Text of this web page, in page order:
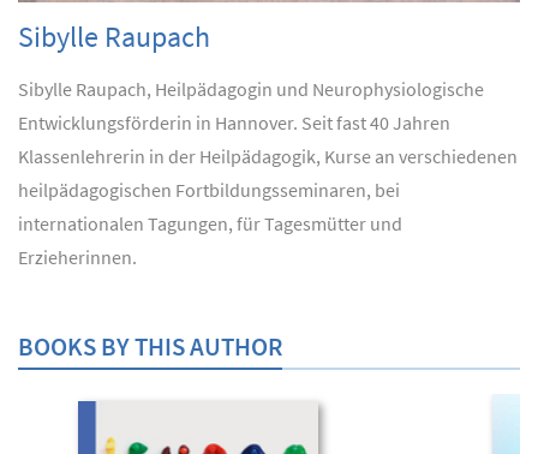
Sibylle Raupach
Sibylle Raupach, Heilpädagogin und Neurophysiologische
Entwicklungsförderin in Hannover. Seit fast 40 Jahren
Klassenlehrerin in der Heilpädagogik, Kurse an verschiedenen
heilpädagogischen Fortbildungsseminaren, bei
internationalen Tagungen, für Tagesmütter und
Erzieherinnen.
BOOKS BY THIS AUTHOR